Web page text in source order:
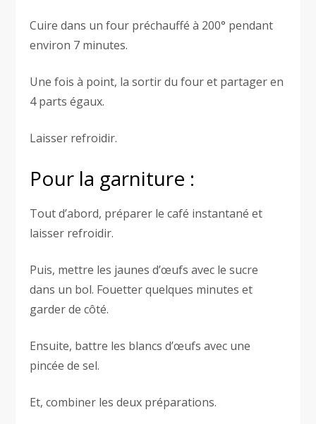
Cuire dans un four préchauffé à 200° pendant
environ 7 minutes.
Une fois à point, la sortir du four et partager en
4 parts égaux.
Laisser refroidir.
Pour la garniture :
Tout d’abord, préparer le café instantané et
laisser refroidir.
Puis, mettre les jaunes d’œufs avec le sucre
dans un bol. Fouetter quelques minutes et
garder de côté.
Ensuite, battre les blancs d’œufs avec une
pincée de sel.
Et, combiner les deux préparations.